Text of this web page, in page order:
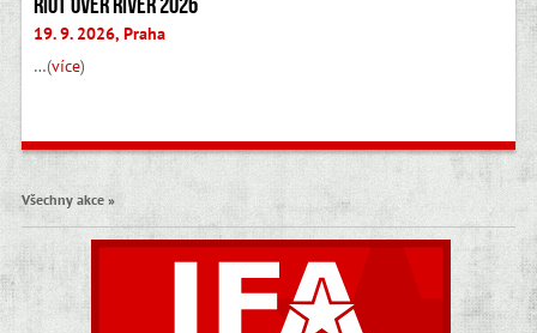
19. 9. 2026, Praha
…(více)
Všechny akce »